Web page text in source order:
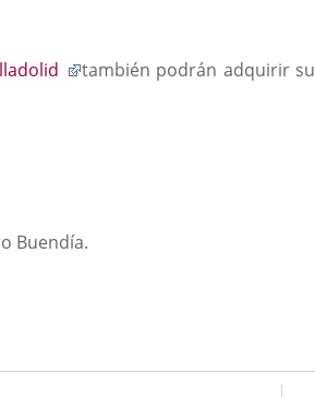
Enlace
también podrán adquirir
Buendía.